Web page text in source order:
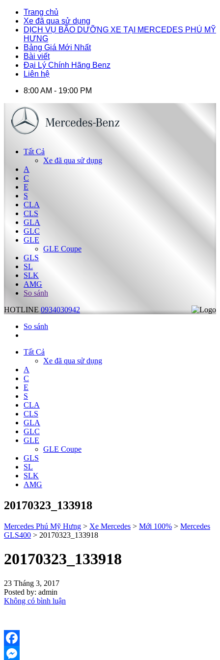
Trang chủ
Xe đã qua sử dụng
DỊCH VỤ BÃO DƯỠNG XE TẠI MERCEDES PHÚ MỸ
HƯNG
Bảng Giá Mới Nhất
Bài viết
Đại Lý Chính Hãng Benz
Liên hệ
8:00 AM - 19:00 PM
Tất Cả
Xe đã qua sử dụng
A
C
E
S
CLA
CLS
GLA
GLC
GLE
GLE Coupe
GLS
SL
SLK
AMG
So sánh
HOTLINE 0934030942
So sánh
Tất Cả
Xe đã qua sử dụng
A
C
E
S
CLA
CLS
GLA
GLC
GLE
GLE Coupe
GLS
SL
SLK
AMG
20170323_133918
Mercedes Phú Mỹ Hưng > Xe Mercedes > Mới 100% > Mercedes
GLS400 > 20170323_133918
20170323_133918
23 Tháng 3, 2017
Posted by: admin
Không có bình luận
Facebook